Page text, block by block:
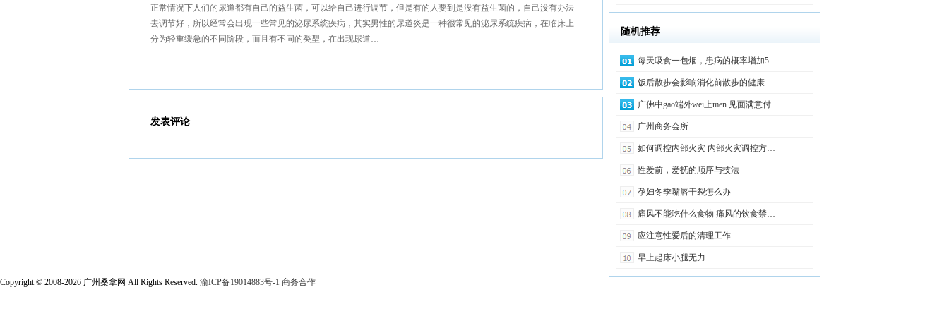
正常情况下人们的尿道都有自己的益生菌，可以给自己进行调节，但是有的人要到是没有益生菌的，自己没有办法
去调节好，所以经常会出现一些常见的泌尿系统疾病，其实男性的尿道炎是一种很常见的泌尿系统疾病，在临床上
分为轻重缓急的不同阶段，而且有不同的类型，在出现尿道…
发表评论
随机推荐
每天吸食一包烟，患病的概率增加5…
饭后散步会影响消化前散步的健康
广佛中gao端外wei上men 见面满意付…
广州商务会所
如何调控内部火灾 内部火灾调控方…
性爱前，爱抚的顺序与技法
孕妇冬季嘴唇干裂怎么办
痛风不能吃什么食物 痛风的饮食禁…
应注意性爱后的清理工作
早上起床小腿无力
Copyright © 2008-2026 广州桑拿网 All Rights Reserved. 渝ICP备19014883号-1 商务合作